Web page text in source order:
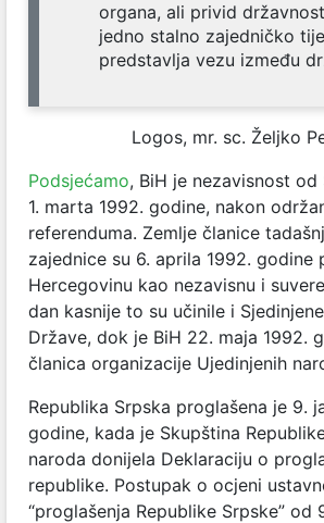
organa, ali privid
jedno stalno zajedničko
predstavlja vezu između
Logos, mr. sc. Željko
Podsjećamo, BiH je nezavisnost od
1. marta 1992. godine, nakon
referenduma. Zemlje članice
zajednice su 6. aprila 1992. godine
Hercegovinu kao nezavisnu i
dan kasnije to su učinile i
Države, dok je BiH 22. maja 1992.
članica organizacije Ujedinjenih
Republika Srpska proglašena je 9.
godine, kada je Skupština
naroda donijela Deklaraciju o
republike. Postupak o ocjeni
“proglašenja Republike Srpske” od